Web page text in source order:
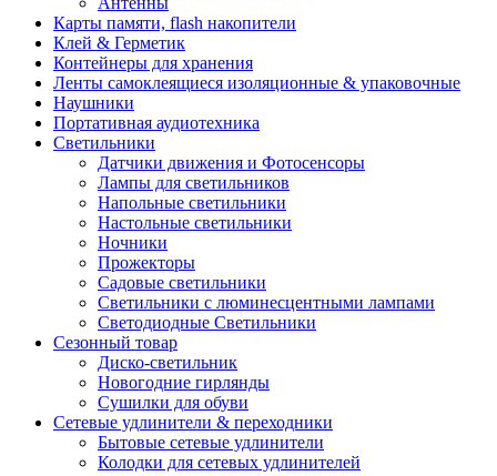
Карты памяти, flash накопители
Клей & Герметик
Контейнеры для хранения
Ленты самоклеящиеся изоляционные & упаковочные
Наушники
Портативная аудиотехника
Светильники
Датчики движения и Фотосенсоры
Лампы для светильников
Напольные светильники
Настольные светильники
Ночники
Прожекторы
Садовые светильники
Светильники с люминесцентными лампами
Светодиодные Светильники
Сезонный товар
Диско-светильник
Новогодние гирлянды
Сушилки для обуви
Сетевые удлинители & переходники
Бытовые сетевые удлинители
Колодки для сетевых удлинителей